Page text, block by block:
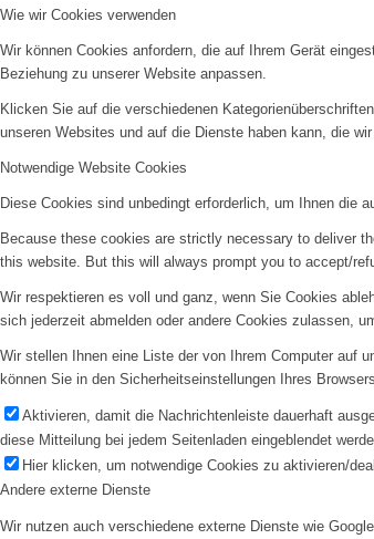
Wie wir Cookies verwenden
Wir können Cookies anfordern, die auf Ihrem Gerät
Beziehung zu unserer Website anpassen.
Klicken Sie auf die verschiedenen
unseren Websites und auf die Dienste haben kann, die
Notwendige Website Cookies
Diese Cookies sind unbedingt erforderlich, um Ihnen die
Because these cookies are strictly necessary to deliver
this website. But this will always prompt you to accept/
Wir respektieren es voll und ganz, wenn Sie Cookies
sich jederzeit abmelden oder andere Cookies zulassen,
Wir stellen Ihnen eine Liste der von Ihrem Computer auf
können Sie in den Sicherheitseinstellungen Ihres
Aktivieren, damit die Nachrichtenleiste dauerhaft
diese Mitteilung bei jedem Seitenladen eingeblendet
Hier klicken, um notwendige Cookies zu aktivieren/
Andere externe Dienste
Wir nutzen auch verschiedene externe Dienste wie